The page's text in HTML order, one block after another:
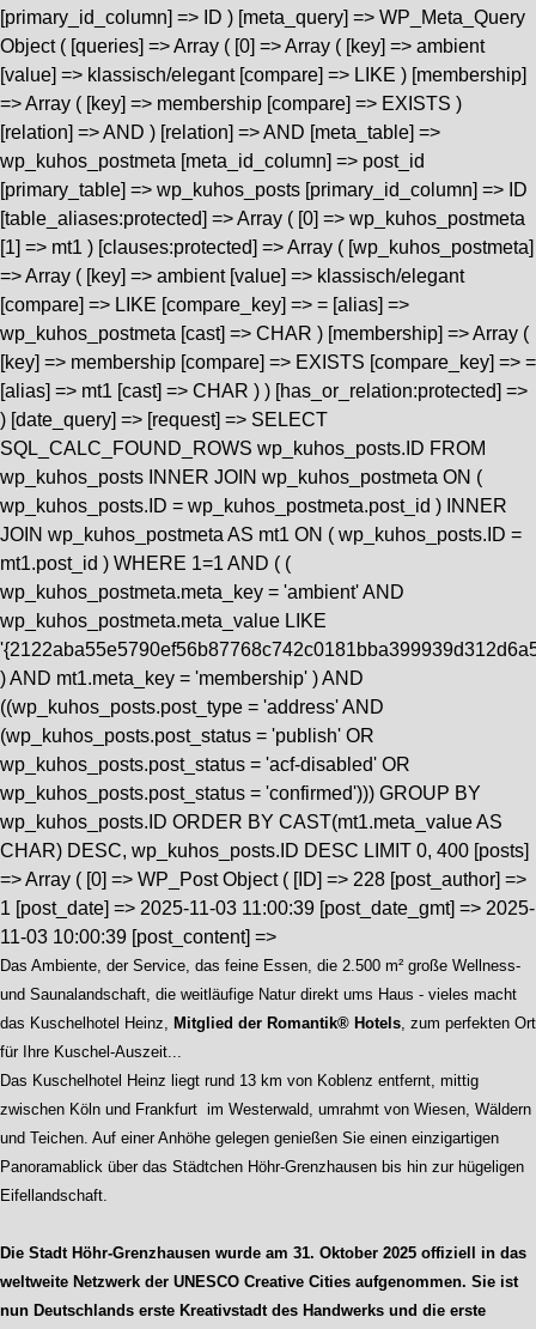
[primary_id_column] => ID ) [meta_query] => WP_Meta_Query
Object ( [queries] => Array ( [0] => Array ( [key] => ambient
[value] => klassisch/elegant [compare] => LIKE ) [membership]
=> Array ( [key] => membership [compare] => EXISTS )
[relation] => AND ) [relation] => AND [meta_table] =>
wp_kuhos_postmeta [meta_id_column] => post_id
[primary_table] => wp_kuhos_posts [primary_id_column] => ID
[table_aliases:protected] => Array ( [0] => wp_kuhos_postmeta
[1] => mt1 ) [clauses:protected] => Array ( [wp_kuhos_postmeta]
=> Array ( [key] => ambient [value] => klassisch/elegant
[compare] => LIKE [compare_key] => = [alias] =>
wp_kuhos_postmeta [cast] => CHAR ) [membership] => Array (
[key] => membership [compare] => EXISTS [compare_key] => =
[alias] => mt1 [cast] => CHAR ) ) [has_or_relation:protected] =>
) [date_query] => [request] => SELECT
SQL_CALC_FOUND_ROWS wp_kuhos_posts.ID FROM
wp_kuhos_posts INNER JOIN wp_kuhos_postmeta ON (
wp_kuhos_posts.ID = wp_kuhos_postmeta.post_id ) INNER
JOIN wp_kuhos_postmeta AS mt1 ON ( wp_kuhos_posts.ID =
mt1.post_id ) WHERE 1=1 AND ( (
wp_kuhos_postmeta.meta_key = 'ambient' AND
wp_kuhos_postmeta.meta_value LIKE
) AND mt1.meta_key = 'membership' ) AND
((wp_kuhos_posts.post_type = 'address' AND
(wp_kuhos_posts.post_status = 'publish' OR
wp_kuhos_posts.post_status = 'acf-disabled' OR
wp_kuhos_posts.post_status = 'confirmed'))) GROUP BY
wp_kuhos_posts.ID ORDER BY CAST(mt1.meta_value AS
CHAR) DESC, wp_kuhos_posts.ID DESC LIMIT 0, 400 [posts]
=> Array ( [0] => WP_Post Object ( [ID] => 228 [post_author] =>
1 [post_date] => 2025-11-03 11:00:39 [post_date_gmt] => 2025-
11-03 10:00:39 [post_content] =>
Das Ambiente, der Service, das feine Essen, die 2.500 m² große Wellness-
und Saunalandschaft, die weitläufige Natur direkt ums Haus - vieles macht
das Kuschelhotel Heinz, Mitglied der Romantik® Hotels, zum perfekten Ort
für Ihre Kuschel-Auszeit...
Das Kuschelhotel Heinz liegt rund 13 km von Koblenz entfernt, mittig
zwischen Köln und Frankfurt im Westerwald, umrahmt von Wiesen, Wäldern
und Teichen. Auf einer Anhöhe gelegen genießen Sie einen einzigartigen
Panoramablick über das Städtchen Höhr-Grenzhausen bis hin zur hügeligen
Eifellandschaft.
Die Stadt Höhr-Grenzhausen wurde am 31. Oktober 2025 offiziell in das
weltweite Netzwerk der UNESCO Creative Cities aufgenommen. Sie ist
nun Deutschlands erste Kreativstadt des Handwerks und die erste